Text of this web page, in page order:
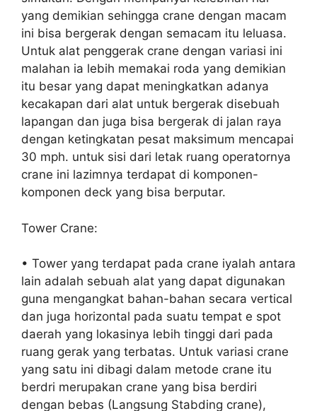
yang demikian sehingga crane dengan macam
ini bisa bergerak dengan semacam itu leluasa.
Untuk alat penggerak crane dengan variasi ini
malahan ia lebih memakai roda yang demikian
itu besar yang dapat meningkatkan adanya
kecakapan dari alat untuk bergerak disebuah
lapangan dan juga bisa bergerak di jalan raya
dengan ketingkatan pesat maksimum mencapai
30 mph. untuk sisi dari letak ruang operatornya
crane ini lazimnya terdapat di komponen-
komponen deck yang bisa berputar.
Tower Crane:
• Tower yang terdapat pada crane iyalah antara
lain adalah sebuah alat yang dapat digunakan
guna mengangkat bahan-bahan secara vertical
dan juga horizontal pada suatu tempat e spot
daerah yang lokasinya lebih tinggi dari pada
ruang gerak yang terbatas. Untuk variasi crane
yang satu ini dibagi dalam metode crane itu
berdri merupakan crane yang bisa berdiri
dengan bebas (Langsung Stabding crane),